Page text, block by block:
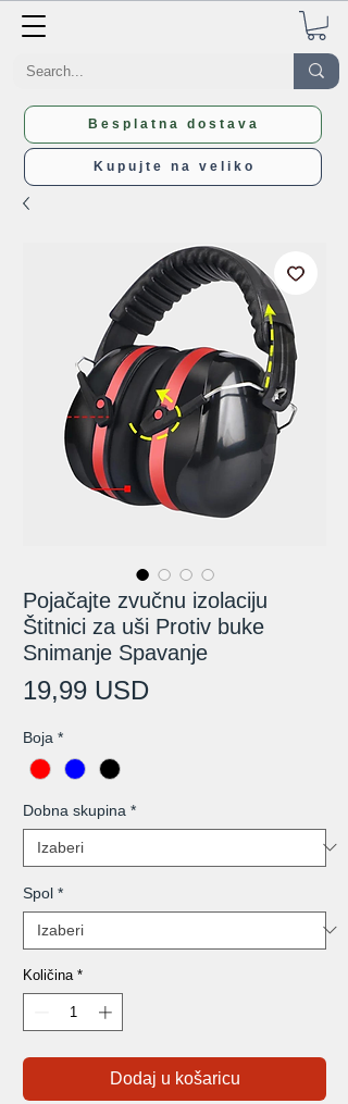
Besplatna dostava
Kupujte na veliko
Pojačajte zvučnu izolaciju
Štitnici za uši Protiv buke
Snimanje Spavanje
19,99 USDCijena
Boja *
Dobna skupina *
Spol *
Količina *
Dodaj u košaricu